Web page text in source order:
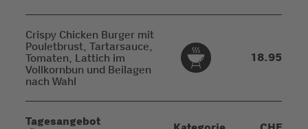
Crispy Chicken Burger mit
Pouletbrust, Tartarsauce,
Tomaten, Lattich im
Vollkornbun und Beilagen
nach Wahl
18.95
Tagesangebot